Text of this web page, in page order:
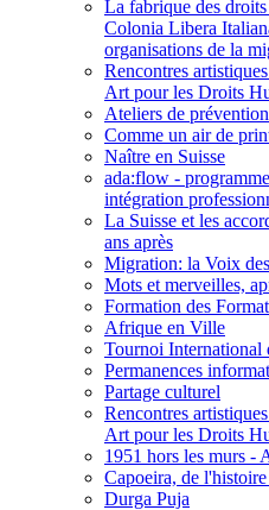
La fabrique des
Colonia Libera
organisations de la
Rencontres
Art pour les Droits
Ateliers de
Comme un air de
Naître en Suisse
ada:flow -
intégration
La Suisse et les
ans après
Migration: la Voix
Mots et merveilles,
Formation des
Afrique en Ville
Tournoi International
Permanences
Partage culturel
Rencontres
Art pour les Droits
1951 hors les murs -
Capoeira, de
Durga Puja